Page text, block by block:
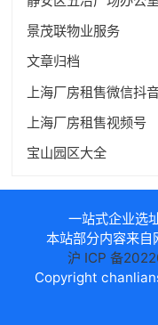
景茂联物业服务
文章归档
上海厂房租售微信抖
上海厂房租售视频号
宝山园区大全
一站式企业选
本站部分内容来自
沪 ICP 备
Copyright